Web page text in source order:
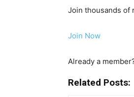
变革项目不仅仅是
重要。沟通不仅仅
挥关键作用。
包括人员和目标。
Join thousands of
Join Now
Already a
Related Posts: